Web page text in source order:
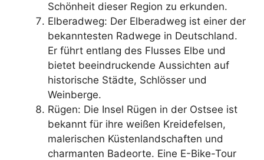
Schönheit dieser Region zu erkunden.
Elberadweg: Der Elberadweg ist einer der
bekanntesten Radwege in Deutschland.
Er führt entlang des Flusses Elbe und
bietet beeindruckende Aussichten auf
historische Städte, Schlösser und
Weinberge.
Rügen: Die Insel Rügen in der Ostsee ist
bekannt für ihre weißen Kreidefelsen,
malerischen Küstenlandschaften und
charmanten Badeorte. Eine E-Bike-Tour